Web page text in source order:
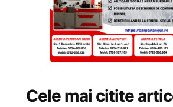
Cele mai citite